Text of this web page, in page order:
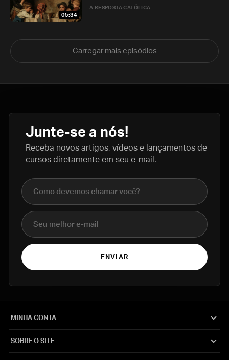
05:34
A RESPOSTA CATÓLICA
Carregar mais episódios
Junte-se a nós!
Receba novos artigos, vídeos e lançamentos de
cursos diretamente em seu e-mail.
Nome completo
E-mail
ENVIAR
MINHA CONTA
SOBRE O SITE